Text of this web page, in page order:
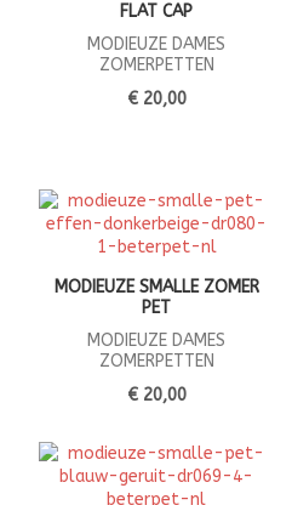
FLAT CAP
MODIEUZE DAMES
ZOMERPETTEN
€ 20,00
MODIEUZE SMALLE ZOMER
PET
MODIEUZE DAMES
ZOMERPETTEN
€ 20,00